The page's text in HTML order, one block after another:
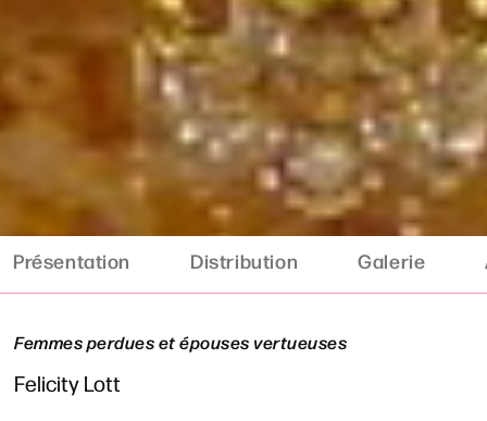
Présentation Distribution Galerie
Femmes perdues et épouses vertueuses
Felicity Lott